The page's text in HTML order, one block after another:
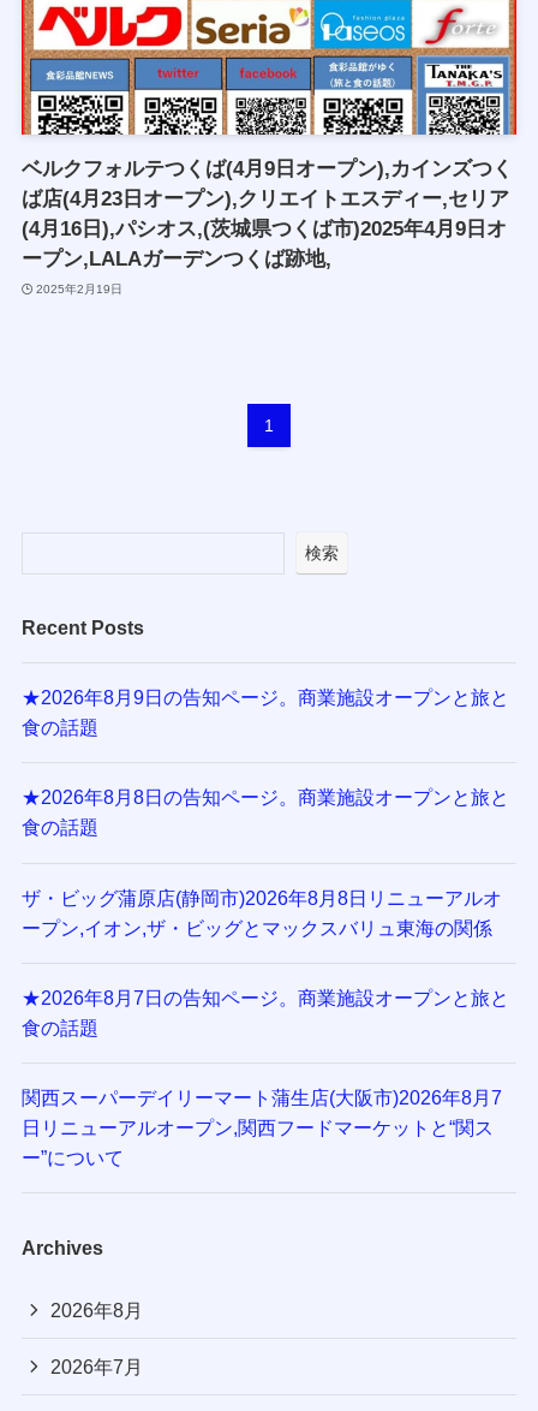
ベルクフォルテつくば(4月9日オープン),カインズつく
ば店(4月23日オープン),クリエイトエスディー,セリア
(4月16日),パシオス,(茨城県つくば市)2025年4月9日オ
ープン,LALAガーデンつくば跡地,
2025年2月19日
1
検索
Recent Posts
★2026年8月9日の告知ページ。商業施設オープンと旅と
食の話題
★2026年8月8日の告知ページ。商業施設オープンと旅と
食の話題
ザ・ビッグ蒲原店(静岡市)2026年8月8日リニューアルオ
ープン,イオン,ザ・ビッグとマックスバリュ東海の関係
★2026年8月7日の告知ページ。商業施設オープンと旅と
食の話題
関西スーパーデイリーマート蒲生店(大阪市)2026年8月7
日リニューアルオープン,関西フードマーケットと“関ス
ー”について
Archives
2026年8月
2026年7月